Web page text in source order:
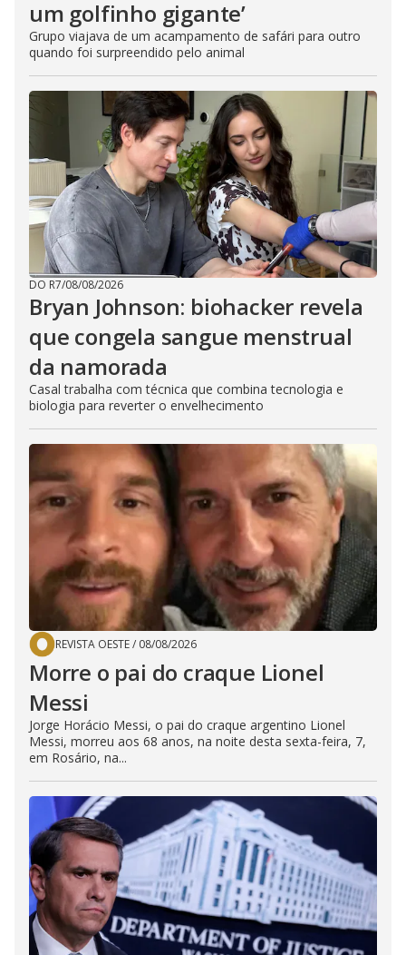
um golfinho gigante’
Grupo viajava de um acampamento de safári para outro
quando foi surpreendido pelo animal
DO R7/08/08/2026
Bryan Johnson: biohacker revela
que congela sangue menstrual
da namorada
Casal trabalha com técnica que combina tecnologia e
biologia para reverter o envelhecimento
REVISTA OESTE/ 08/08/2026
Morre o pai do craque Lionel
Messi
Jorge Horácio Messi, o pai do craque argentino Lionel
Messi, morreu aos 68 anos, na noite desta sexta-feira, 7,
em Rosário, na...